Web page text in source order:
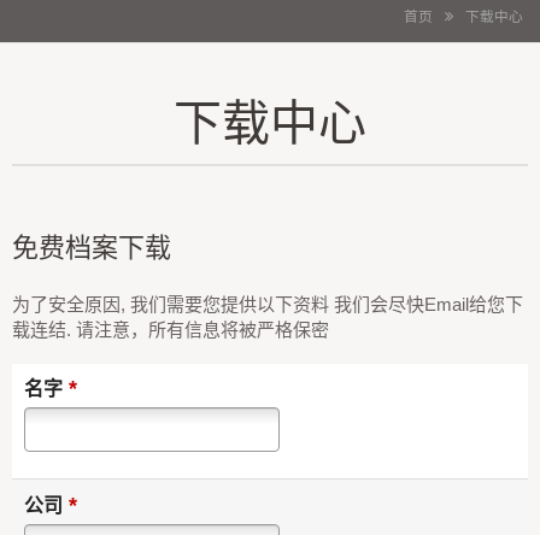
首页 下载中心
下载中心
免费档案下载
为了安全原因, 我们需要您提供以下资料 我们会尽快Email给您下
载连结. 请注意，所有信息将被严格保密
名字 *
公司 *